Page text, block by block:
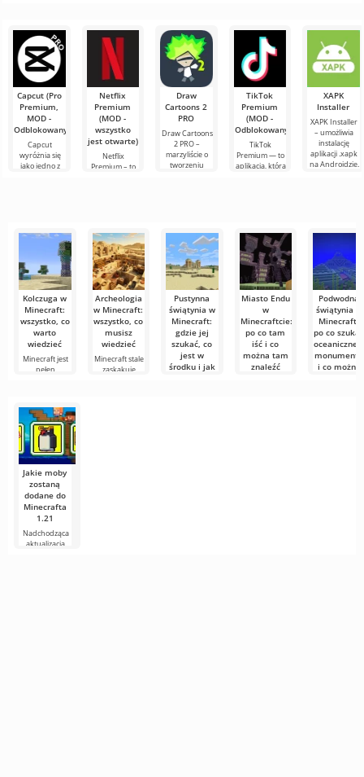
Minecraft
Witajcie,
eksperymentatorzy
świata
sześcianów!
Dziś
postanowiłem
założyć mój
wyimaginowany
biały
pomaga
zbierać
przedmioty i że
trzeba się z nim
zawsze coś się
dzieje: nowe
bloki,
Szczerze
mówiąc, wciąż
trzęsę się z
emocji, pisząc
te słowa. Dziś
zarządzania to
bardzo ważna
cecha w grze.
Capcut (Pro
Premium,
MOD -
Odblokowany)
Capcut
wyróżnia się
jako jedno z
Netflix
Premium
(MOD -
wszystko
jest otwarte)
Netflix
Premium – to
Draw
Cartoons 2
PRO
Draw Cartoons
2 PRO –
marzyliście o
tworzeniu
TikTok
Premium
(MOD -
Odblokowany)
TikTok
Premium — to
aplikacja, która
XAPK
Installer
XAPK Installer
– umożliwia
instalację
aplikacji .xapk
na Androidzie.
Kolczuga w
Minecraft:
wszystko, co
warto
wiedzieć
Minecraft jest
pełen
Archeologia
w Minecraft:
wszystko, co
musisz
wiedzieć
Minecraft stale
zaskakuje
Pustynna
świątynia w
Minecraft:
gdzie jej
szukać, co
jest w
środku i jak
Miasto Endu
w
Minecraftcie:
po co tam
iść i co
można tam
znaleźć
Podwodna
świątynia w
Minecraft:
po co szukać
monumentu
i co można
Jakie moby
zostaną
dodane do
Minecrafta
1.21
Nadchodząca
aktualizacja